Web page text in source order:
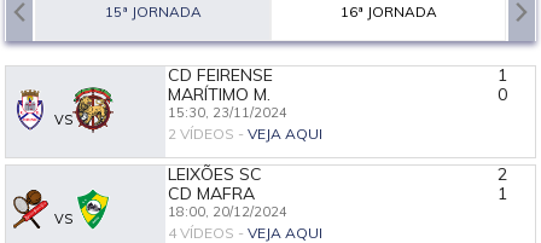
15ª JORNADA 16ª JORNADA
VS
CD FEIRENSE
1
MARÍTIMO M.
0
15:30, 23/11/2024
2 VÍDEOS - VEJA AQUI
VS
LEIXÕES SC
2
CD MAFRA
1
18:00, 20/12/2024
4 VÍDEOS - VEJA AQUI